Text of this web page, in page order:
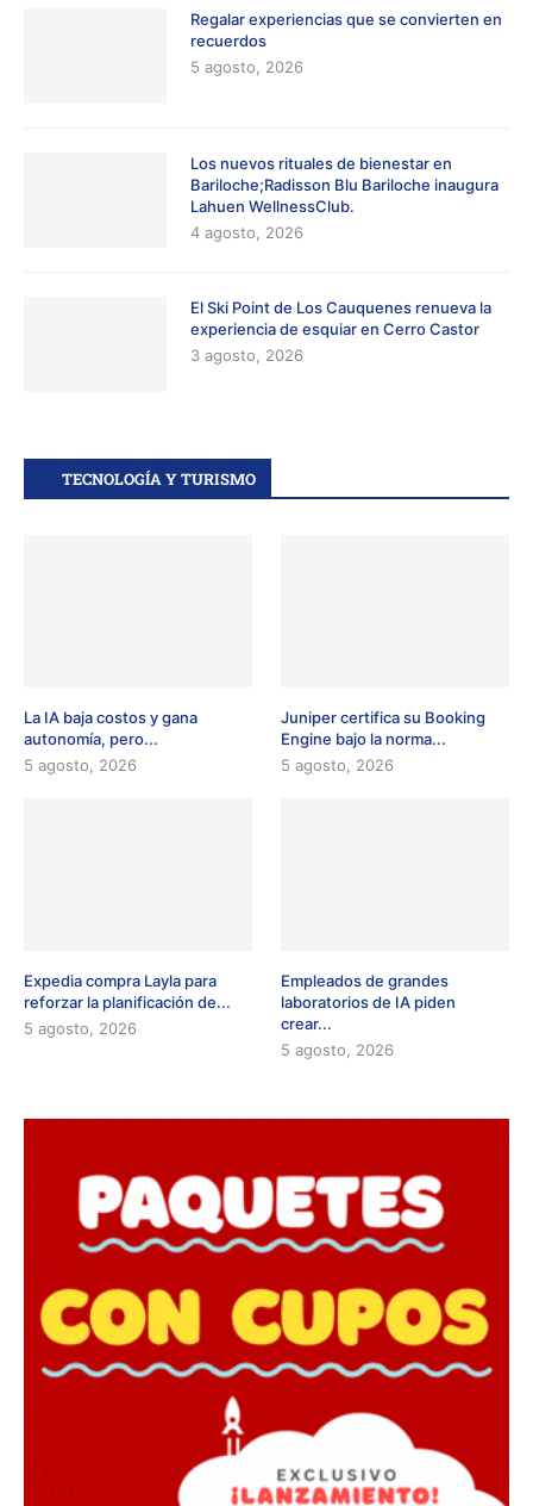
Regalar experiencias que se convierten en
recuerdos
5 agosto, 2026
Los nuevos rituales de bienestar en
Bariloche;Radisson Blu Bariloche inaugura
Lahuen WellnessClub.
4 agosto, 2026
El Ski Point de Los Cauquenes renueva la
experiencia de esquiar en Cerro Castor
3 agosto, 2026
TECNOLOGÍA Y TURISMO
La IA baja costos y gana
autonomía, pero...
5 agosto, 2026
Juniper certifica su Booking
Engine bajo la norma...
5 agosto, 2026
Expedia compra Layla para
reforzar la planificación de...
5 agosto, 2026
Empleados de grandes
laboratorios de IA piden
crear...
5 agosto, 2026